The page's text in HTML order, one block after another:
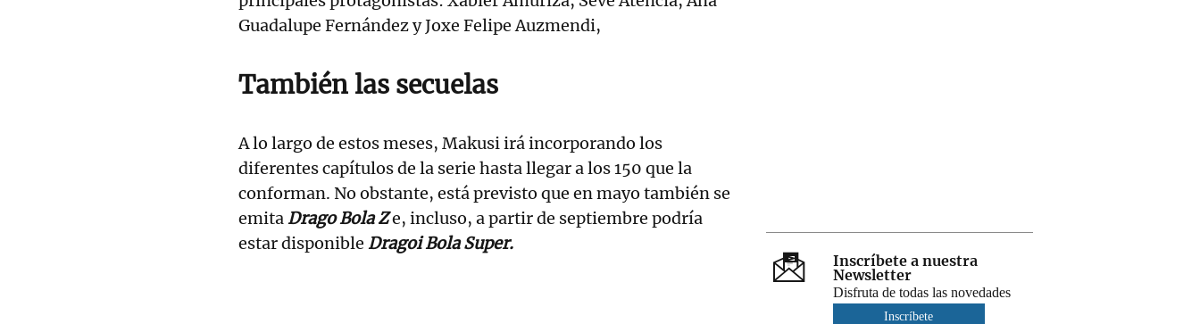
Guadalupe Fernández y Joxe Felipe Auzmendi,
También las secuelas
A lo largo de estos meses, Makusi irá incorporando los
diferentes capítulos de la serie hasta llegar a los 150 que la
conforman. No obstante, está previsto que en mayo también se
emitaDrago Bola Ze, incluso, a partir de septiembre podría
estar disponible Dragoi Bola Super.
Inscríbete a nuestra
Newsletter
Disfruta de todas las novedades
Inscríbete